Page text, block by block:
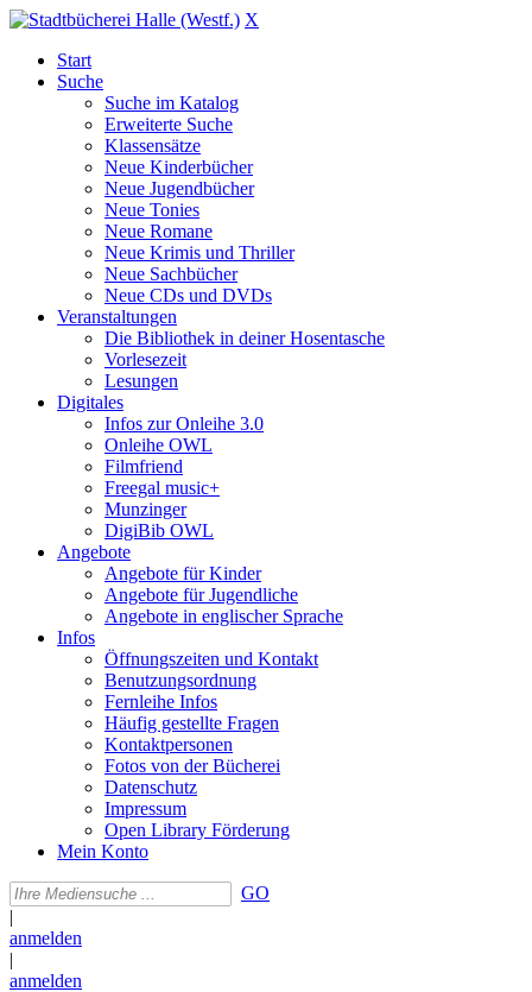
X
Start
Suche
Suche im Katalog
Erweiterte Suche
Klassensätze
Neue Kinderbücher
Neue Jugendbücher
Neue Tonies
Neue Romane
Neue Krimis und Thriller
Neue Sachbücher
Neue CDs und DVDs
Veranstaltungen
Die Bibliothek in deiner Hosentasche
Vorlesezeit
Lesungen
Digitales
Infos zur Onleihe 3.0
Onleihe OWL
Filmfriend
Freegal music+
Munzinger
DigiBib OWL
Angebote
Angebote für Kinder
Angebote für Jugendliche
Angebote in englischer Sprache
Infos
Öffnungszeiten und Kontakt
Benutzungsordnung
Fernleihe Infos
Häufig gestellte Fragen
Kontaktpersonen
Fotos von der Bücherei
Datenschutz
Impressum
Open Library Förderung
Mein Konto
GO
|
anmelden
|
anmelden